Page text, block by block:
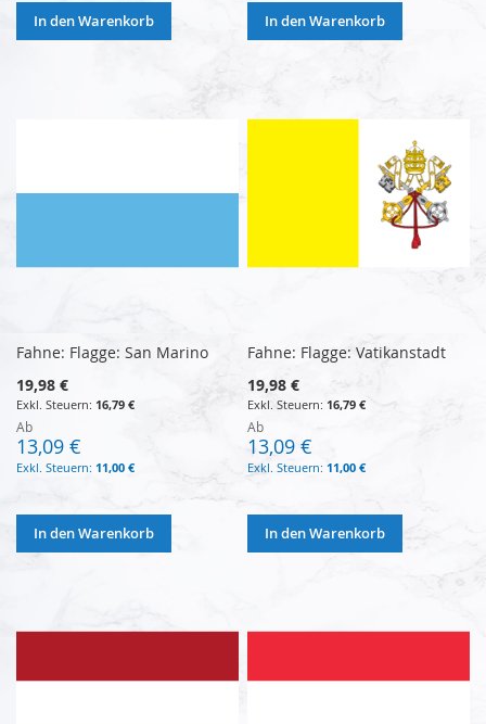
In den Warenkorb In den Warenkorb
Fahne: Flagge: San Marino
19,98 €
16,79 €
Ab
13,09 €
11,00 €
In den Warenkorb
Fahne: Flagge: Vatikanstadt
19,98 €
16,79 €
Ab
13,09 €
11,00 €
In den Warenkorb